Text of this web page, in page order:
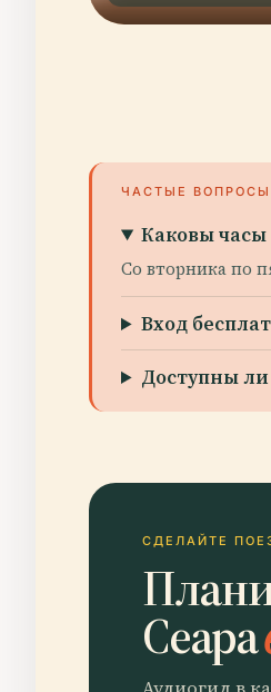
ЧАСТЫЕ ВОПРОСЫ
Каковы
Со вторника по
Вход
Доступны ли
СДЕЛАЙТЕ
Сеара